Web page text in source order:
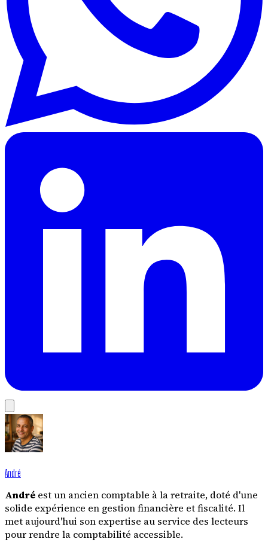
André
André est un ancien comptable à la retraite, doté d'une
solide expérience en gestion financière et fiscalité. Il
met aujourd'hui son expertise au service des lecteurs
pour rendre la comptabilité accessible.